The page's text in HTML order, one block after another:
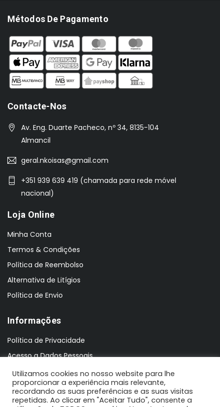
Métodos De Pagamento
Contacte-Nos
Av. Eng. Duarte Pacheco, nº 34, 8135-104
Almancil
geral.nkoisas@gmail.com
+351 939 639 419 (chamada para rede móvel
nacional)
Loja Online
Minha Conta
Termos & Condições
Política de Reembolso
Alternativa de Litígios
Política de Envio
Informações
Política de Privacidade
Acesso a Dados Pessoais
Utilizamos cookies no nosso website para lhe
proporcionar a experiência mais relevante,
recordando as suas preferências e as suas visitas
repetidas. Ao clicar em "Aceitar Tudo", consente a